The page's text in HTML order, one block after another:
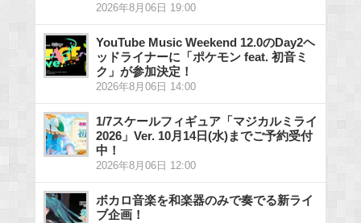
2026年8月06日 19:00
YouTube Music Weekend 12.0のDay2ヘ
ッドライナーに「ポケモン feat. 初音ミ
ク」が参加決定！
2026年8月06日 14:00
1/7スケールフィギュア「マジカルミライ
2026」Ver. 10月14日(水)までご予約受付
中！
2026年8月06日 12:00
ボカロ音楽を和楽器のみで奏でる新ライ
ブ企画！